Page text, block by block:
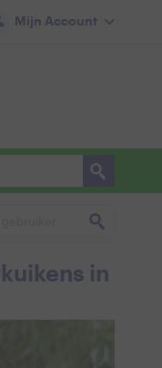
Mijn Account
in